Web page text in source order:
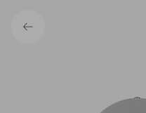
pris
Tilbake